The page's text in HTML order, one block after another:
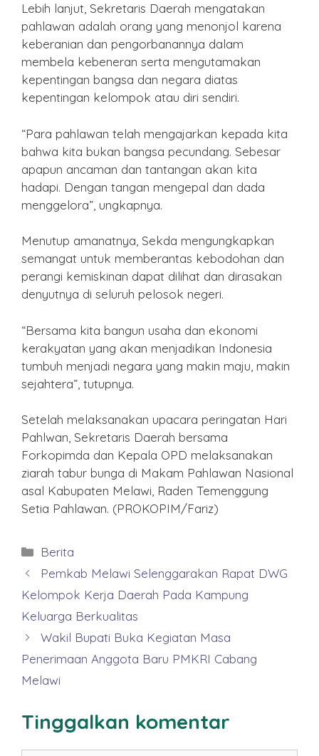
Lebih lanjut, Sekretaris Daerah mengatakan
pahlawan adalah orang yang menonjol karena
keberanian dan pengorbanannya dalam
membela kebeneran serta mengutamakan
kepentingan bangsa dan negara diatas
kepentingan kelompok atau diri sendiri.
“Para pahlawan telah mengajarkan kepada kita
bahwa kita bukan bangsa pecundang. Sebesar
apapun ancaman dan tantangan akan kita
hadapi. Dengan tangan mengepal dan dada
menggelora”, ungkapnya.
Menutup amanatnya, Sekda mengungkapkan
semangat untuk memberantas kebodohan dan
perangi kemiskinan dapat dilihat dan dirasakan
denyutnya di seluruh pelosok negeri.
“Bersama kita bangun usaha dan ekonomi
kerakyatan yang akan menjadikan Indonesia
tumbuh menjadi negara yang makin maju, makin
sejahtera”, tutupnya.
Setelah melaksanakan upacara peringatan Hari
Pahlwan, Sekretaris Daerah bersama
Forkopimda dan Kepala OPD melaksanakan
ziarah tabur bunga di Makam Pahlawan Nasional
asal Kabupaten Melawi, Raden Temenggung
Setia Pahlawan. (PROKOPIM/Fariz)
Kategori
Berita
Pemkab Melawi Selenggarakan Rapat DWG
Kelompok Kerja Daerah Pada Kampung
Keluarga Berkualitas
Wakil Bupati Buka Kegiatan Masa
Penerimaan Anggota Baru PMKRI Cabang
Melawi
Tinggalkan komentar